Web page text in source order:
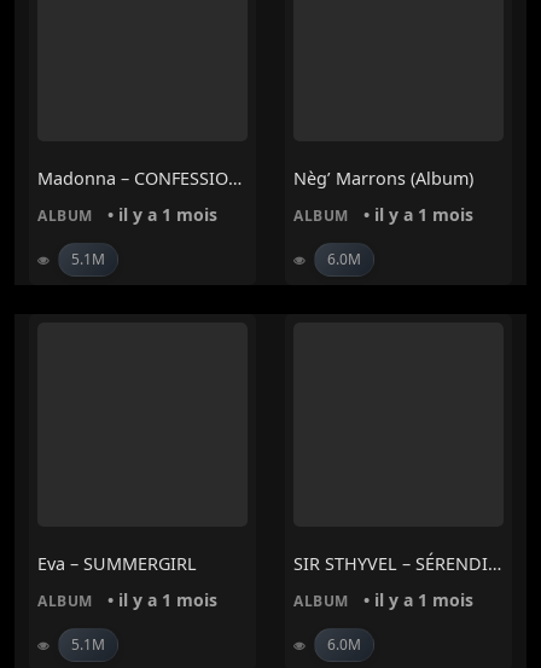
Madonna – CONFESSIONS II
ALBUM • il y a 1 mois
5.1M
Nèg’ Marrons (Album)
ALBUM • il y a 1 mois
6.0M
Eva – SUMMERGIRL
ALBUM • il y a 1 mois
5.1M
SIR STHYVEL – SÉRENDIPITÉ (EP)
ALBUM • il y a 1 mois
6.0M